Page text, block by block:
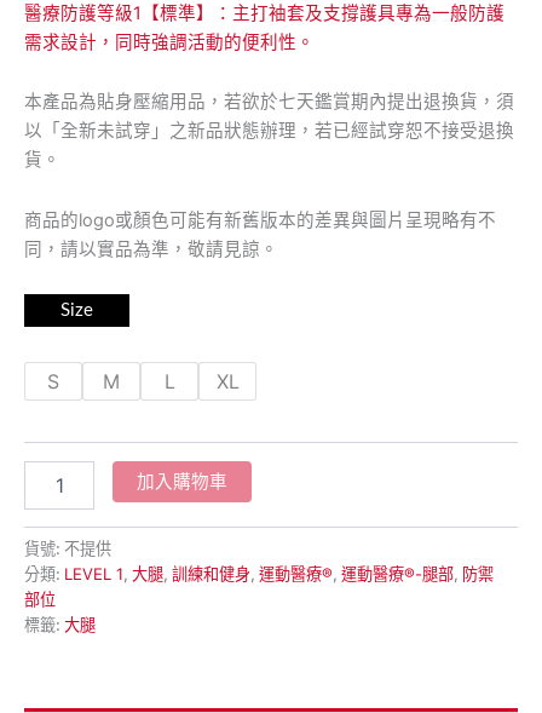
醫療防護等級1【標準】：主打袖套及支撐護具專為一般防護
需求設計，同時強調活動的便利性。
本產品為貼身壓縮用品，若欲於七天鑑賞期內提出退換貨，須
以「全新未試穿」之新品狀態辦理，若已經試穿恕不接受退換
貨。
商品的logo或顏色可能有新舊版本的差異與圖片呈現略有不
同，請以實品為準，敬請見諒。
Size
S M L XL
加入購物車
貨號: 不提供
分類: LEVEL 1, 大腿, 訓練和健身, 運動醫療®, 運動醫療®-腿部, 防禦
部位
標籤: 大腿